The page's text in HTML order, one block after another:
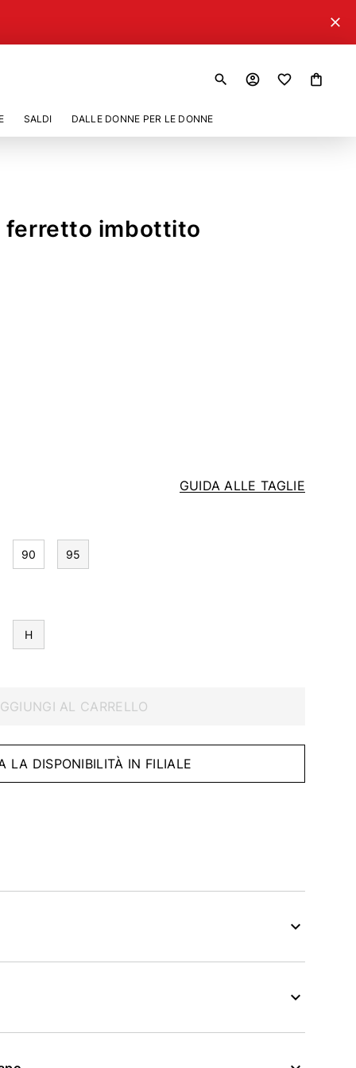
close
search account_circle shopping_bag
SALDI DALLE DONNE PER LE DONNE
ferretto imbottito
GUIDA ALLE TAGLIE
90 95
H
AL CARRELLO
LA DISPONIBILITÀ IN FILIALE